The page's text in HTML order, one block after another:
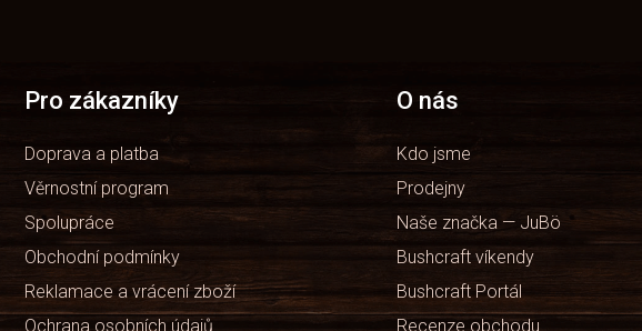
Pro zákazníky
Doprava a platba
Věrnostní program
Spolupráce
Obchodní podmínky
Reklamace a vrácení zboží
Ochrana osobních údajů
O nás
Kdo jsme
Prodejny
Naše značka — JuBö
Bushcraft víkendy
Bushcraft Portál
Recenze obchodu